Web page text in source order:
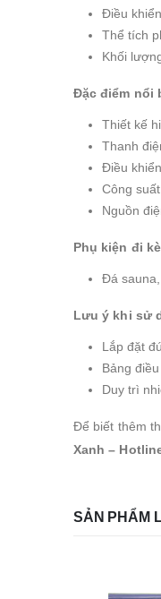
Điều
Thể tích
Khối
Đặc điểm nổi
Thiết kế
Thanh
Điều
Công
Nguồn
Phụ kiện đi
Đá
Lưu ý khi sử
Lắp đặt
Bảng
Duy trì
Để biết thêm
Xanh –
SẢN PHẨM